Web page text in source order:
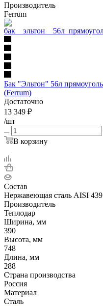
Производитель
Ferrum
Бак "Эльтон" 56л
(Ferrum)
Достаточно
13 349 ₽
/шт
В корзину
Состав
Нержавеющая сталь AISI 439
Производитель
Теплодар
Ширина, мм
390
Высота, мм
748
Длина, мм
288
Страна производства
Россия
Материал
Сталь